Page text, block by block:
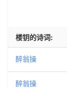
楼钥的诗词:
醉翁操
醉翁操